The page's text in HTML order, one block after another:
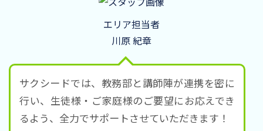
エリア担当者
川原 紀章
サクシードでは、教務部と講師陣が連携を密に
行い、生徒様・ご家庭様のご要望にお応えでき
るよう、全力でサポートさせていただきます！